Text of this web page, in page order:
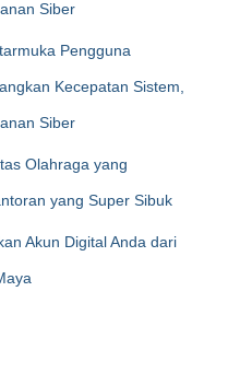
Siber
Pengguna
Kecepatan Sistem,
Siber
Olahraga yang
yang Super Sibuk
Akun Digital Anda dari